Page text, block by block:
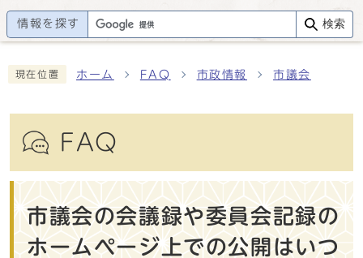
情報を探す 検索
現在位置 ホーム FAQ 市政情報 市議会
FAQ
市議会の会議録や委員会記録の
ホームページ上での公開はいつ